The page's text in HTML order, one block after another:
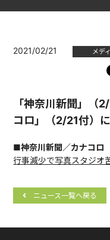
2021/02/21 メデ
「神奈川新聞」（
コロ」（2/21付）
■神奈川新聞／カナコロ
行事減少で写真スタジオ
ニュース一覧へ戻る